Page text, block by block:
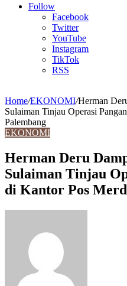
Article
Follow
Facebook
Twitter
YouTube
Instagram
TikTok
RSS
Home/EKONOMI/Herman
Sulaiman Tinjau Operasi
Palembang
EKONOMI
Herman Deru
Sulaiman Tinjau
di Kantor Pos